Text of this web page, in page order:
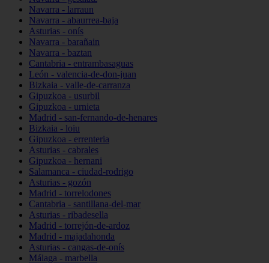
Navarra - larraun
Navarra - abaurrea-baja
Asturias - onís
Navarra - barañain
Navarra - baztan
Cantabria - entrambasaguas
León - valencia-de-don-juan
Bizkaia - valle-de-carranza
Gipuzkoa - usurbil
Gipuzkoa - urnieta
Madrid - san-fernando-de-henares
Bizkaia - loiu
Gipuzkoa - errenteria
Asturias - cabrales
Gipuzkoa - hernani
Salamanca - ciudad-rodrigo
Asturias - gozón
Madrid - torrelodones
Cantabria - santillana-del-mar
Asturias - ribadesella
Madrid - torrejón-de-ardoz
Madrid - majadahonda
Asturias - cangas-de-onís
Málaga - marbella